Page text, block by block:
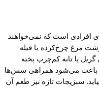
افرادی استکه نمی‌خواهند
مرغ چرخ‌کرده یا فیله
گریل یا تابهکم‌چرب پخته
می‌شود همراهی سس‌ها
سبزیجات تازه نیز طعم آن